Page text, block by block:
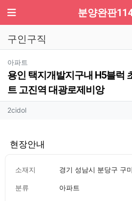
메뉴 분양완판
구인구직
아파트
용인 택지개발지구내 H5블럭
트 고진역 대광로제비앙
작성자 정보
2cidol작성
현장안내
소재지 경기 성남시 분당구 구
분류 아파트